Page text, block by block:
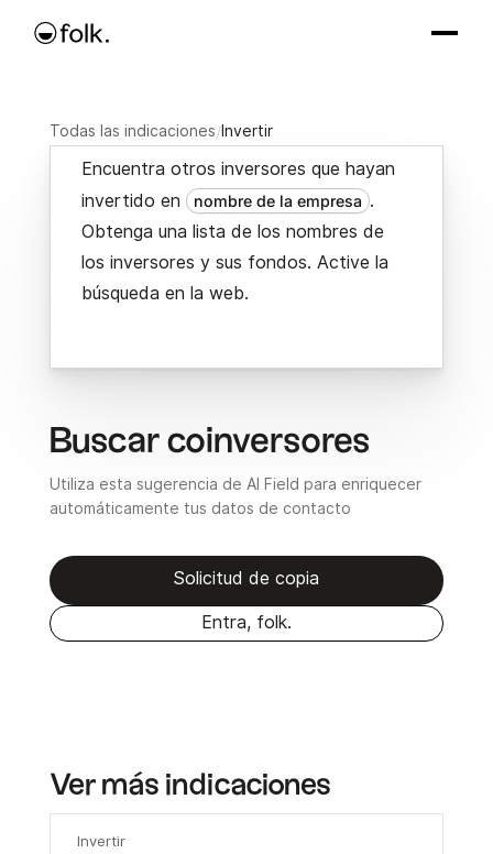
Todas las indicaciones/Invertir
Encuentra otros inversores que hayan
invertido en nombre de la empresa .
Obtenga una lista de los nombres de
los inversores y sus fondos. Active la
búsqueda en la web.
Buscar coinversores
Utiliza esta sugerencia de AI Field para enriquecer
automáticamente tus datos de contacto
Solicitud de copia
Entra, folk.
Ver más indicaciones
Invertir